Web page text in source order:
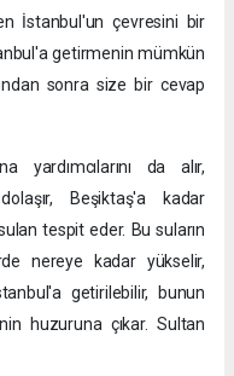
İstanbul'un çevresini bir
getirmenin mümkün
sonra size bir cevap
da alır,
Beşiktaş'a kadar
tespit eder. Bu suların
nereye kadar yükselir,
getirilebilir, bunun
huzuruna çıkar. Sultan